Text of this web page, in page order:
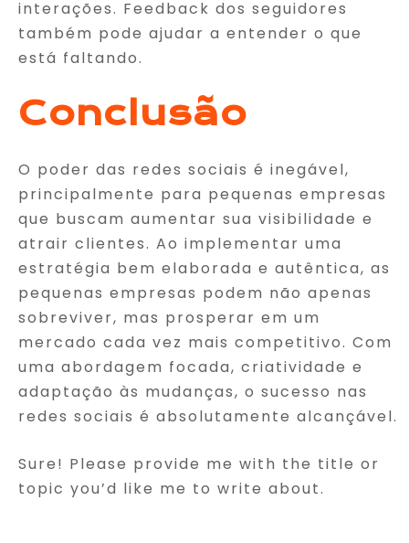
interações. Feedback dos seguidores
também pode ajudar a entender o que
está faltando.
Conclusão
O poder das redes sociais é inegável,
principalmente para pequenas empresas
que buscam aumentar sua visibilidade e
atrair clientes. Ao implementar uma
estratégia bem elaborada e autêntica, as
pequenas empresas podem não apenas
sobreviver, mas prosperar em um
mercado cada vez mais competitivo. Com
uma abordagem focada, criatividade e
adaptação às mudanças, o sucesso nas
redes sociais é absolutamente alcançável.
Sure! Please provide me with the title or
topic you’d like me to write about.